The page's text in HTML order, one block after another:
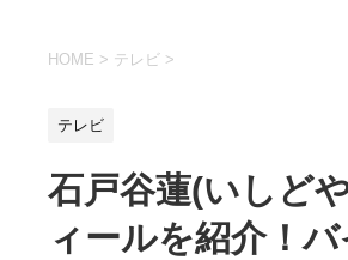
HOME > テレビ >
テレビ
石戸谷蓮(いしど
ィールを紹介！